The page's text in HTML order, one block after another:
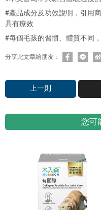
#產品成分及功效說明，引用
具有療效
#每個毛孩的習慣、體質不同
分享此文章給朋友：
上一則
您可